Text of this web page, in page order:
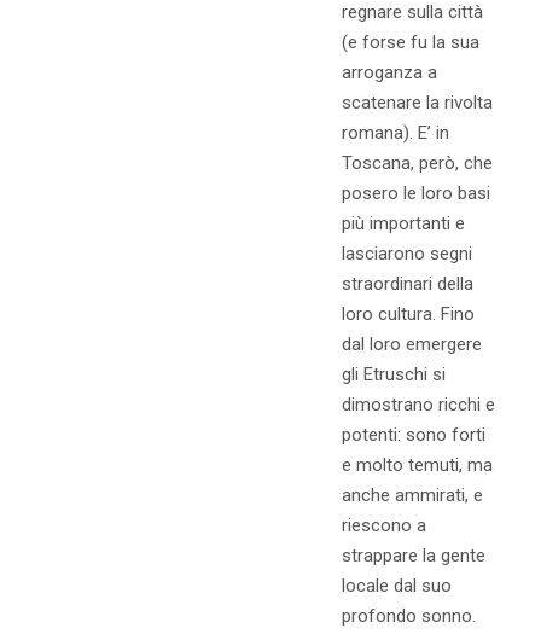
regnare sulla città
(e forse fu la sua
arroganza a
scatenare la rivolta
romana). E’ in
Toscana, però, che
posero le loro basi
più importanti e
lasciarono segni
straordinari della
loro cultura. Fino
dal loro emergere
gli Etruschi si
dimostrano ricchi e
potenti: sono forti
e molto temuti, ma
anche ammirati, e
riescono a
strappare la gente
locale dal suo
profondo sonno.